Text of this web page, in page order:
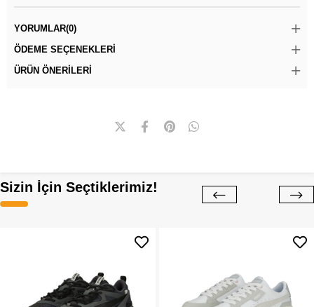
YORUMLAR(0)
ÖDEME SEÇENEKLERI
ÜRÜN ÖNERILERI
Sizin İçin Seçtiklerimiz!